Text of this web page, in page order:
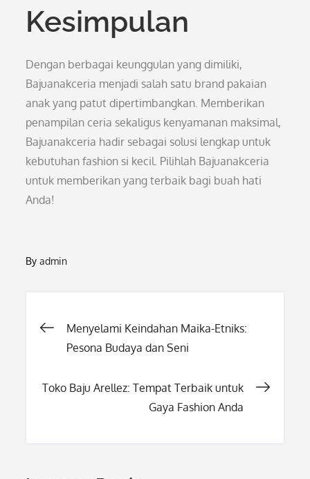
Kesimpulan
Dengan berbagai keunggulan yang dimiliki,
Bajuanakceria menjadi salah satu brand pakaian
anak yang patut dipertimbangkan. Memberikan
penampilan ceria sekaligus kenyamanan maksimal,
Bajuanakceria hadir sebagai solusi lengkap untuk
kebutuhan fashion si kecil. Pilihlah Bajuanakceria
untuk memberikan yang terbaik bagi buah hati
Anda!
Byadmin
Post
Menyelami Keindahan Maika-Etniks:
Pesona Budaya dan Seni
Toko Baju Arellez: Tempat Terbaik untuk
Gaya Fashion Anda